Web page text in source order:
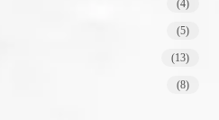
(4)
(5)
(13)
(8)